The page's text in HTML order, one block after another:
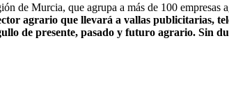
de Murcia, que agrupa a más de 100 empresas
agrario que llevará a vallas publicitarias,
de presente, pasado y futuro agrario. Sin